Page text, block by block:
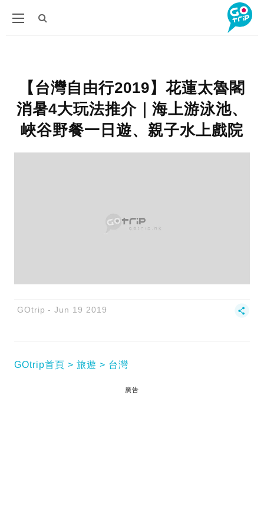
【台灣自由行2019】花蓮太魯閣
消暑4大玩法推介｜海上游泳池、
峽谷野餐一日遊、親子水上戲院
GOtrip Jun 19 2019
GOtrip首頁 旅遊 台灣
廣告